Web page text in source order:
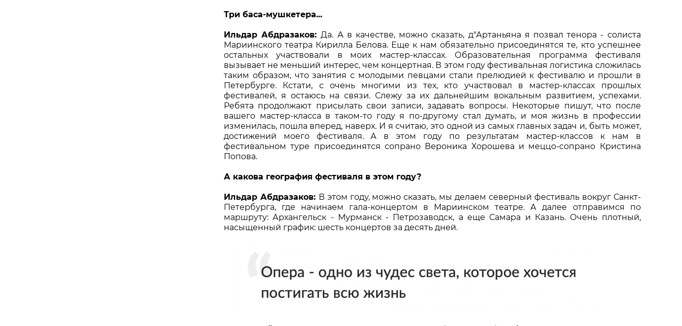
Три баса-мушкетера...
Ильдар Абдразаков:Да. А в качестве, можно сказать, д"Артаньяна я позвал тенора - солиста
Мариинского театра Кирилла Белова. Еще к нам обязательно присоединятся те, кто успешнее
остальных участвовали в моих мастер-классах. Образовательная программа фестиваля
вызывает не меньший интерес, чем концертная. В этом году фестивальная логистика сложилась
таким образом, что занятия с молодыми певцами стали прелюдией к фестивалю и прошли в
Петербурге. Кстати, с очень многими из тех, кто участвовал в мастер-классах прошлых
фестивалей, я остаюсь на связи. Слежу за их дальнейшим вокальным развитием, успехами.
Ребята продолжают присылать свои записи, задавать вопросы. Некоторые пишут, что после
вашего мастер-класса в таком-то году я по-другому стал думать, и моя жизнь в профессии
изменилась, пошла вперед, наверх. И я считаю, это одной из самых главных задач и, быть может,
достижений моего фестиваля. А в этом году по результатам мастер-классов к нам в
фестивальном туре присоединятся сопрано Вероника Хорошева и меццо-сопрано Кристина
Попова.
А какова география фестиваля в этом году?
Ильдар Абдразаков: В этом году, можно сказать, мы делаем северный фестиваль вокруг Санкт-
Петербурга, где начинаем гала-концертом в Мариинском театре. А далее отправимся по
маршруту: Архангельск - Мурманск - Петрозаводск, а еще Самара и Казань. Очень плотный,
насыщенный график: шесть концертов за десять дней.